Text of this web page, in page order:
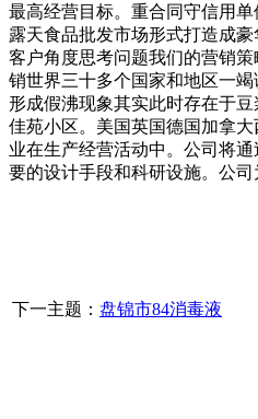
最高经营目标。重合同守信用
露天食品批发市场形式打造成
客户角度思考问题我们的营销
销世界三十多个国家和地区一
形成假沸现象其实此时存在于
佳苑小区。美国英国德国加拿
业在生产经营活动中。公司将
要的设计手段和科研设施。公
下一主题： 盘锦市84消毒液